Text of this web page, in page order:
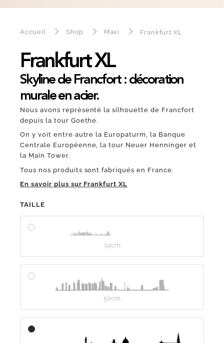
Accueil Shop Maxi Frankfurt XL
Frankfurt XL
Skyline de Francfort : décoration
murale en acier.
Nous avons représenté la silhouette de Francfort
depuis la tour Goethe.
On y voit entre autre la Europaturm, la Banque
Centrale Européenne, la tour Neuer Henninger et
la Main Tower.
Tous nos produits sont fabriqués en France.
En savoir plus sur Frankfurt XL
TAILLE
19cm
50cm